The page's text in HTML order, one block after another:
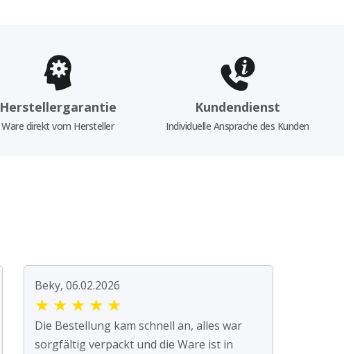
Herstellergarantie
Ware direkt vom Hersteller
Kundendienst
Individuelle Ansprache des Kunden
Beky, 06.02.2026
★ ★ ★ ★ ★
Die Bestellung kam schnell an, alles war
sorgfältig verpackt und die Ware ist in